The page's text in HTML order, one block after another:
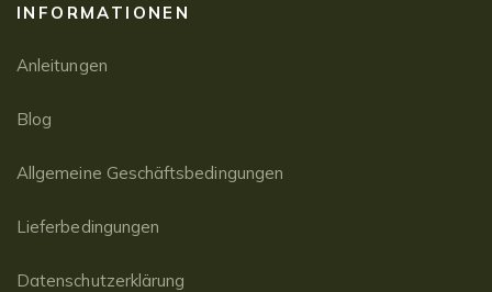
INFORMATIONEN
Anleitungen
Blog
Allgemeine Geschäftsbedingungen
Lieferbedingungen
Datenschutzerklärung